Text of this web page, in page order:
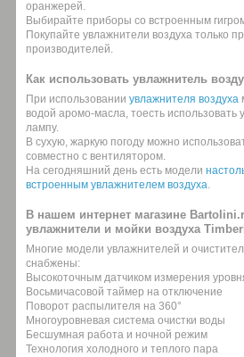
оранжерей.
Выбирайте приборы со встроенным
Покупайте увлажнители воздуха только
производителей.
Как использовать увлажнитель
При использовании увлажнителя воздуха
водой аромо-масла, тоесть использовать
лампу.
В сухую, жаркую погоду можно
совместно с вентилятором.
На сегодняшний день есть модели
встроенным увлажнителем воздуха.
В нашем интернет магазине
увлажнители и мойки воздуха
Многие модели увлажнителей и
снабжены:
Высокоточным датчиком измерения
Восьмичасовой таймер на отключение
Поворот распылителя на 360°
Многоуровневая система очистки воды
Бесшумная работа и ночной режим
Технология холодного и теплого пара